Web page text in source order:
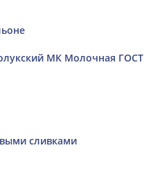
МК Молочная ГОСТ
сливками